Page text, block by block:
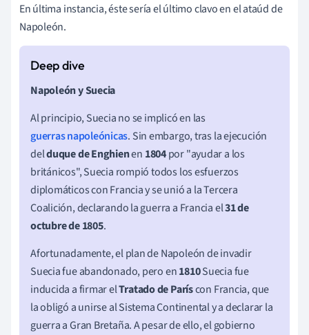
En última instancia, éste sería el último clavo en el ataúd de
Napoleón.
Napoleón y Suecia
Al principio, Suecia no se implicó en las
guerras napoleónicas. Sin embargo, tras la ejecución
delduque de Enghienen 1804por "ayudar a los
británicos", Suecia rompió todos los esfuerzos
diplomáticos con Francia y se unió a la Tercera
Coalición, declarando la guerra a Francia el31 de
octubre de 1805.
Afortunadamente, el plan de Napoleón de invadir
Suecia fue abandonado, pero en1810Suecia fue
inducida a firmar elTratado de Paríscon Francia, que
la obligó a unirse al Sistema Continental y a declarar la
guerra a Gran Bretaña. A pesar de ello, el gobierno